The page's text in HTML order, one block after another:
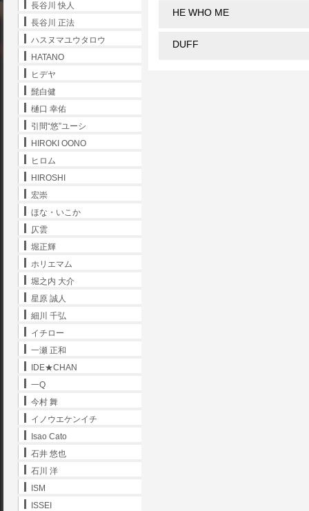
HE WHO ME
DUFF
長谷川 快人
長谷川 正法
ハスヌマユウタロウ
HATANO
ヒデヤ
髭白健
樋口 幸佑
引間“悠”ユーシ
HIROKI OONO
ヒロム
HIROSHI
宏崇
ほな・いこか
仄雲
堀正輝
ホリエマム
堀之内 大介
星原 誠人
細川 千弘
イチロー
一瀬 正和
IDE★CHAN
一Q
今村 舞
イノウエケンイチ
Isao Cato
石井 悠也
石川 洋
ISM
ISSEI